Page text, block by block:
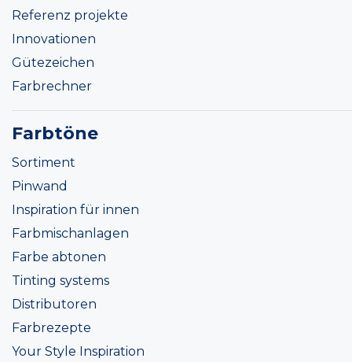
Referenz projekte
Innovationen
Gütezeichen
Farbrechner
Farbtöne
Sortiment
Pinwand
Inspiration für innen
Farbmischanlagen
Farbe abtonen
Tinting systems
Distributoren
Farbrezepte
Your Style Inspiration